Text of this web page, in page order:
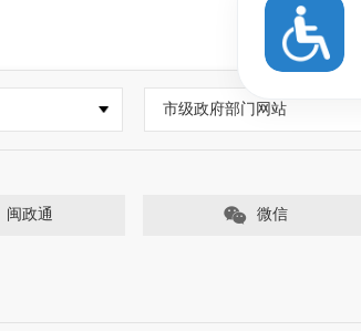
市级政府部门网站
闽政通 微信